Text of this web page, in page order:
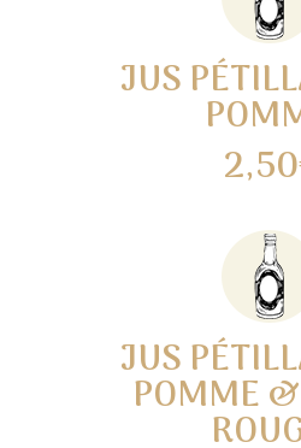
JUS
JUS
POMME